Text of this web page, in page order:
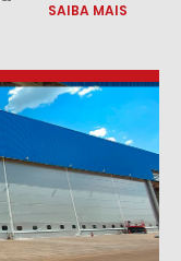
SAIBA MAIS